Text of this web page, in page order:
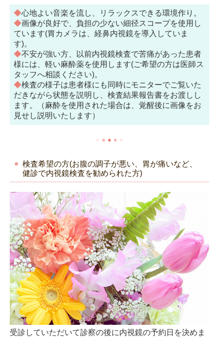
◆心地よい音楽を流し、リラックスできる環境作り。
◆画像が良好で、負担の少ない細径スコープを使用し
ています(胃カメラは、経鼻内視鏡を導入していま
す)。
◆不安が強い方、以前内視鏡検査で苦痛があった患者
様には、軽い麻酔薬を使用します(ご希望の方は医師ス
タッフへ相談ください)。
◆検査の様子は患者様にも同時にモニターでご覧いた
だきながら状態を説明し、検査結果報告書をお渡しし
ます。（麻酔を使用された場合は、覚醒後に画像をお
見せし説明いたします）
● ● ● ● ●
検査希望の方(お腹の調子が悪い、胃が痛いなど、
健診で内視鏡検査を勧められた方)
受診していただいて診察の後に内視鏡の予約日を決めま